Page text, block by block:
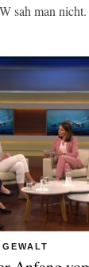
sah man nicht.